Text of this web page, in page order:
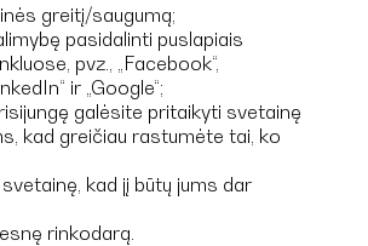
greitį/saugumą;
pasidalinti puslapiais
pvz., „Facebook“,
ir „Google“;
galėsite pritaikyti svetainę
kad greičiau rastumėte tai, ko
kad jį būtų jums dar
rinkodarą.